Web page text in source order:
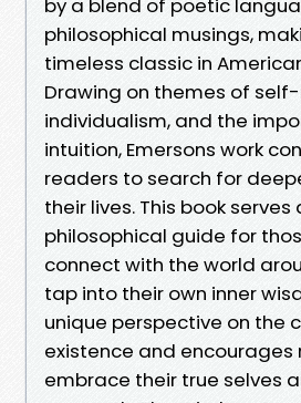
by a blend of poetic
philosophical musings,
timeless classic in
Drawing on themes of
individualism, and the
intuition, Emersons work
readers to search for
their lives. This book serves
philosophical guide for
connect with the world
tap into their own inner
unique perspective on the
existence and
embrace their true selves